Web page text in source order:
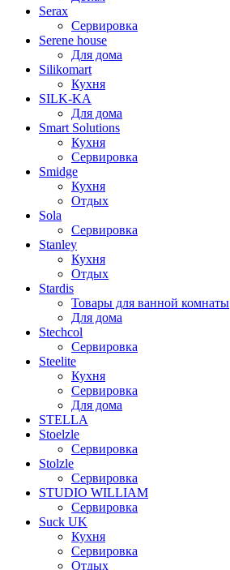
Serax
Сервировка
Serene house
Для дома
Silikomart
Кухня
SILK-KA
Для дома
Smart Solutions
Кухня
Сервировка
Smidge
Кухня
Отдых
Sola
Сервировка
Stanley
Кухня
Отдых
Stardis
Товары для ванной комнаты
Для дома
Stechcol
Сервировка
Steelite
Кухня
Сервировка
Для дома
STELLA
Stoelzle
Сервировка
Stolzle
Сервировка
STUDIO WILLIAM
Сервировка
Suck UK
Кухня
Сервировка
Отдых